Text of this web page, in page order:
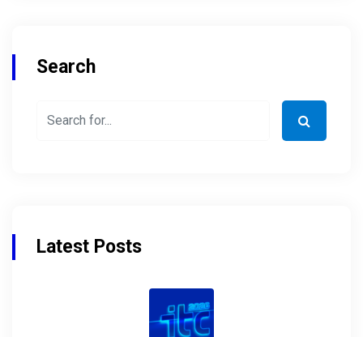
Search
Latest Posts